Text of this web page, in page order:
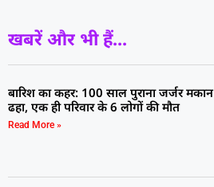
खबरें और भी हैं...
बारिश का कहर: 100 साल पुराना जर्जर मकान
ढहा, एक ही परिवार के 6 लोगों की मौत
Read More »